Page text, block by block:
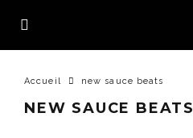
Accueil new sauce beats
NEW SAUCE BEATS